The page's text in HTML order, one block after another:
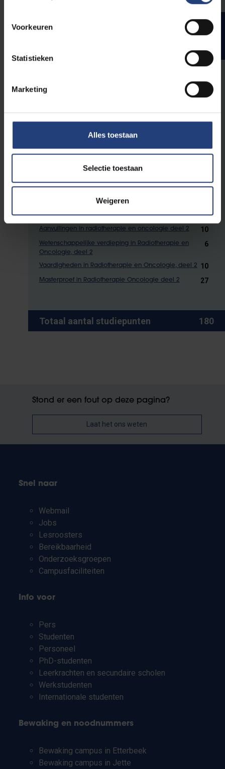
Voorkeuren
Statistieken
Marketing
Alles toestaan
Selectie toestaan
Weigeren
Niveau EXPERT PLUS –
Studiepunten
Je volgt deze vakken doorlopend in
officieel in voor deze vakken in specialisatiejaar
Praktische oefeningen in EBM voor radiotherapie en
oncologie deel 2
3
Probleemoplossend vermogen in Radiotherapie en
Oncologie, deel 2
Aanvullingen in radiotherapie en oncologie deel 2 10
Wetenschappelijke verdieping in Radiotherapie en
Oncologie, deel 2
6
Vaardigheden in Radiotherapie en Oncologie, deel 2 10
Masterproef in Radiotherapie Oncologie deel 2 27
Totaal aantal studiepunten 180
Stond er een fout op deze pagina?
Laat het ons weten
Snel naar
Webmail
Jobs
Lesroosters
Bereikbaarheid
Onderzoeksgroepen
Campusfaciliteiten
Info voor
Pers
Studenten
Personeel
PhD-studenten
Leerkrachten en secundaire scholen
Werkstudenten
Internationale studenten
Bewaking en noodnummers
Bewaking campus in Etterbeek
Bewaking campus in Jette